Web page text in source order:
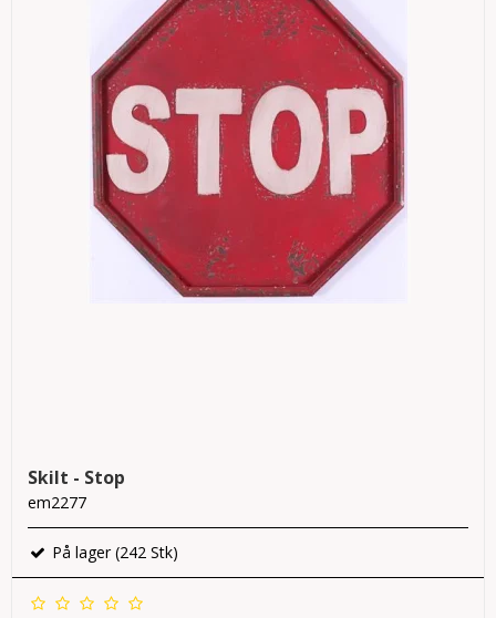
Skilt - Stop
em2277
På lager (242 Stk)